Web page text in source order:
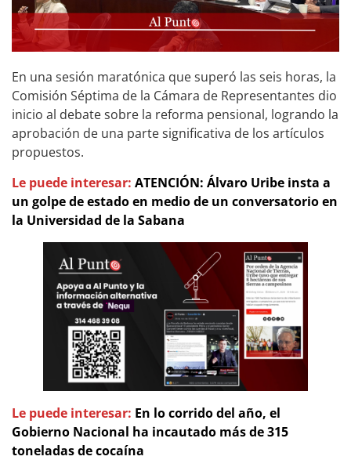
En una sesión maratónica que superó las seis horas, la
Comisión Séptima de la Cámara de Representantes dio
inicio al debate sobre la reforma pensional, logrando la
aprobación de una parte significativa de los artículos
propuestos.
Le puede interesar: ATENCIÓN: Álvaro Uribe insta a
un golpe de estado en medio de un conversatorio en
la Universidad de la Sabana
Le puede interesar: En lo corrido del año, el
Gobierno Nacional ha incautado más de 315
toneladas de cocaína